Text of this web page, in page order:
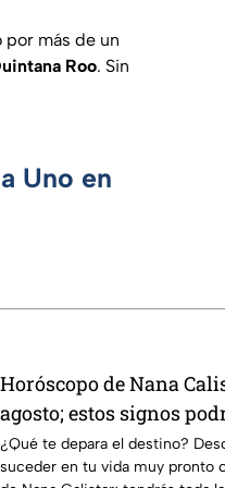
por más de un
Roo. Sin
Uno en
Horóscopo de Nana
agosto; estos signos
estar solteros más
imaginan y recibir
¿Qué te depara el destino?
suceder en tu vida muy pronto